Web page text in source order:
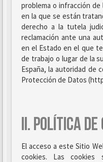
problema o infracción
en la que se están
derecho a la tutela
reclamación ante una
en el Estado en el que
de trabajo o lugar de la
España, la autoridad de
Protección de Datos
II. POLÍTICA DE
El acceso a este Sitio
cookies. Las cookies